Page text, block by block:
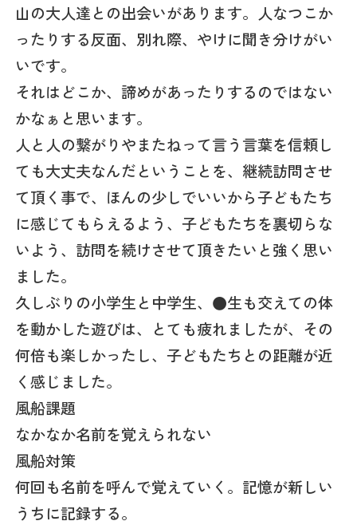
山の大人達との出会いがあります。人なつこか
ったりする反面、別れ際、やけに聞き分けがい
いです。
それはどこか、諦めがあったりするのではない
かなぁと思います。
人と人の繋がりやまたねって言う言葉を信頼し
ても大丈夫なんだということを、継続訪問させ
て頂く事で、ほんの少しでいいから子どもたち
に感じてもらえるよう、子どもたちを裏切らな
いよう、訪問を続けさせて頂きたいと強く思い
ました。
久しぶりの小学生と中学生、●生も交えての体
を動かした遊びは、とても疲れましたが、その
何倍も楽しかったし、子どもたちとの距離が近
く感じました。
風船課題
なかなか名前を覚えられない
風船対策
何回も名前を呼んで覚えていく。記憶が新しい
うちに記録する。